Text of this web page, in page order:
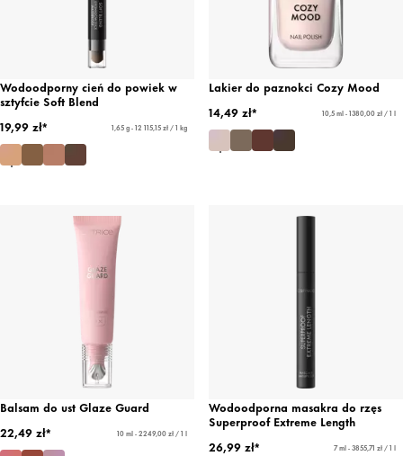
Wodoodporny cień do powiek w
sztyfcie Soft Blend
19,99 zł*
1,65 g - 12 115,15 zł / 1 kg
Lakier do paznokci Cozy Mood
14,49 zł*
10,5 ml - 1380,00 zł / 1 l
Balsam do ust Glaze Guard
22,49 zł*
10 ml - 2249,00 zł / 1 l
Wodoodporna masakra do rzęs
Superproof Extreme Length
26,99 zł*
7 ml - 3855,71 zł / 1 l